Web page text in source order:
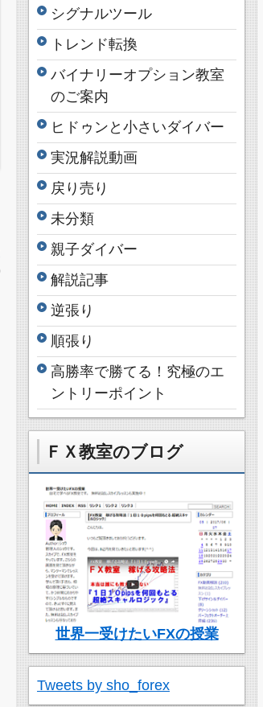
シグナルツール
トレンド転換
バイナリーオプション教室
のご案内
ヒドゥンと小さいダイバー
実況解説動画
戻り売り
未分類
親子ダイバー
解説記事
逆張り
順張り
高勝率で勝てる！究極のエ
ントリーポイント
ＦＸ教室のブログ
世界一受けたいFXの授業
Tweets by sho_forex